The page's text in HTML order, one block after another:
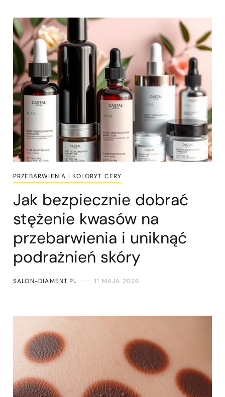
PRZEBARWIENIA I KOLORYT CERY
Jak bezpiecznie dobrać
stężenie kwasów na
przebarwienia i uniknąć
podrażnień skóry
SALON-DIAMENT.PL 11 MAJA 2026